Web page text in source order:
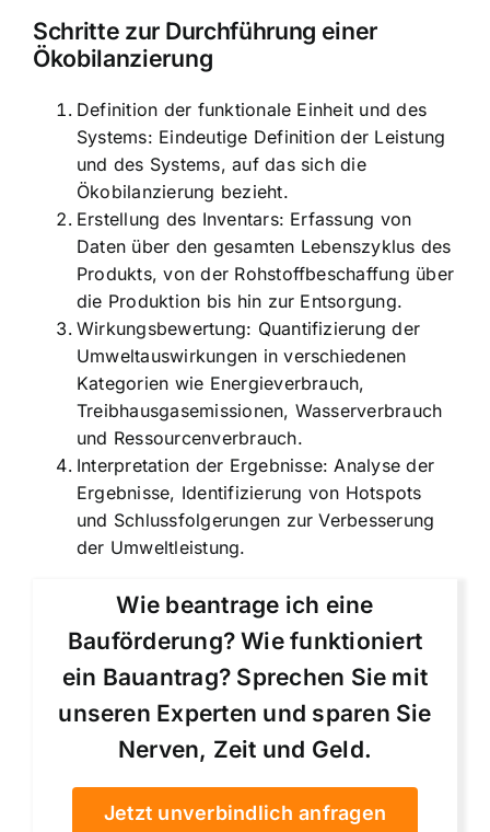
Schritte zur Durchführung einer
Ökobilanzierung
Definition der funktionale Einheit und des
Systems: Eindeutige Definition der Leistung
und des Systems, auf das sich die
Ökobilanzierung bezieht.
Erstellung des Inventars: Erfassung von
Daten über den gesamten Lebenszyklus des
Produkts, von der Rohstoffbeschaffung über
die Produktion bis hin zur Entsorgung.
Wirkungsbewertung: Quantifizierung der
Umweltauswirkungen in verschiedenen
Kategorien wie Energieverbrauch,
Treibhausgasemissionen, Wasserverbrauch
und Ressourcenverbrauch.
Interpretation der Ergebnisse: Analyse der
Ergebnisse, Identifizierung von Hotspots
und Schlussfolgerungen zur Verbesserung
der Umweltleistung.
Wie beantrage ich eine
Bauförderung? Wie funktioniert
ein Bauantrag? Sprechen Sie mit
unseren Experten und sparen Sie
Nerven, Zeit und Geld.
Jetzt unverbindlich anfragen